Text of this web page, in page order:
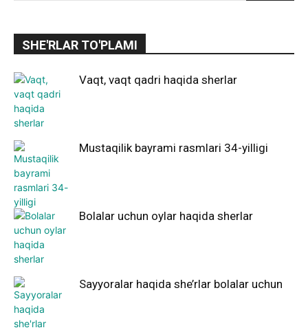
SHE'RLAR TO'PLAMI
Vaqt, vaqt qadri haqida sherlar
Mustaqilik bayrami rasmlari 34-yilligi
Bolalar uchun oylar haqida sherlar
Sayyoralar haqida she’rlar bolalar uchun